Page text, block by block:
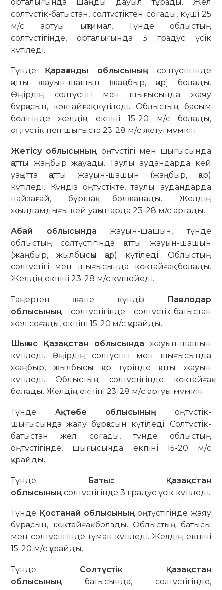
орталығында шаңды дауыл тұрады. Жел
солтүстік-батыстан, солтүстіктен соғады, күші 25
м/с артуы ықтимал. Түнде облыстың
солтүстігінде, орталығында 3 градус үсік
күтіледі.
Түнде Қарағанды облысыныңсолтүстігінде
қатты жауын-шашын (жаңбыр, қар) болады.
Өңірдің солтүстігі мен шығысында жаяу
бұрқасын, көктайғақ күтіледі. Облыстың басым
бөлігінде желдің екпіні 15-20 м/с болады,
оңтүстік пен шығыста 23-28 м/с жетуі мүмкін.
Жетісу облысының оңтүстігі мен шығысында
қатты жаңбыр жауады. Таулы аудандарда кей
уақытта қатты жауын-шашын (жаңбыр, қар)
күтіледі. Күндіз оңтүстікте, таулы аудандарда
найзағай, бұршақ болжанады. Желдің
жылдамдығы кей уақыттарда 23-28 м/с артады.
Абай облысында жауын-шашын, түнде
облыстың солтүстігінде қатты жауын-шашын
(жаңбыр, жылбысқы қар) күтіледі. Облыстың
солтүстігі мен шығысында көктайғақ болады.
Желдің екпіні 23-28 м/с күшейеді.
Таңертен және күндіз
Павлодар
облысының солтүстігінде солтүстік-батыстан
жел соғады, екпіні 15-20 м/с құрайды.
Шығыс Қазақстан облысында жауын-шашын
күтіледі. Өңірдің солтүстігі мен шығысында
жаңбыр, жылбысқы қар түрінде қатты жауын
күтіледі. Облыстың солтүстігінде көктайғақ
болады. Желдің екпіні 23-28 м/с артуы мүмкін.
Түнде Ақтөбе облысының оңтүстік-
шығысында жаяу бұрқасын күтіледі. Солтүстік-
батыстан жел соғады, түнде облыстың
оңтүстігінде, шығысында екпіні 15-20 м/с
құрайды.
Түнде
Батыс Қазақстан
облысының солтүстігінде 3 градус үсік күтіледі.
Түнде Қостанай облысыныңоңтүстігінде жаяу
бұрқасын, көктайғақ болады. Облыстың батысы
мен солтүстігінде тұман күтіледі. Желдің екпіні
15-20 м/с құрайды.
Түнде Солтүстік Қазақстан
облысының батысында, солтүстігінде,